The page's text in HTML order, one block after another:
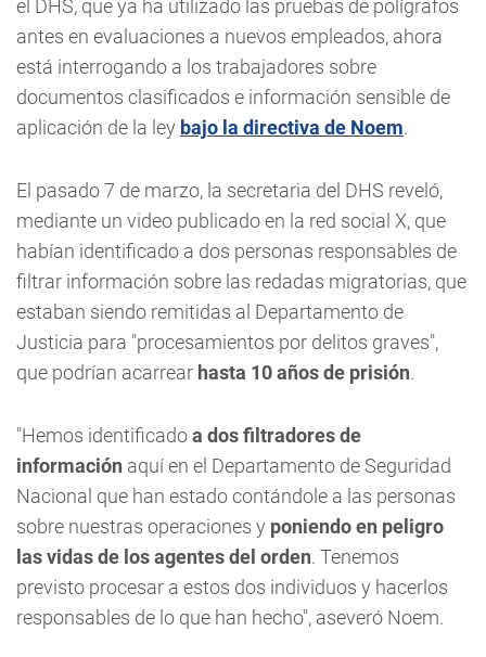
el DHS, que ya ha utilizado las pruebas de polígrafos
antes en evaluaciones a nuevos empleados, ahora
está interrogando a los trabajadores sobre
documentos clasificados e información sensible de
aplicación de la ley bajo la directiva de Noem.
El pasado 7 de marzo, la secretaria del DHS reveló,
mediante un video publicado en la red social X, que
habían identificado a dos personas responsables de
filtrar información sobre las redadas migratorias, que
estaban siendo remitidas al Departamento de
Justicia para "procesamientos por delitos graves",
que podrían acarrear hasta 10 años de prisión.
"Hemos identificadoa dos filtradores de
información aquí en el Departamento de Seguridad
Nacional que han estado contándole a las personas
sobre nuestras operaciones y poniendo en peligro
las vidas de los agentes del orden. Tenemos
previsto procesar a estos dos individuos y hacerlos
responsables de lo que han hecho", aseveró Noem.